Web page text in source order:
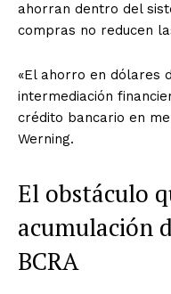
ahorran dentro del
compras no reducen
«El ahorro en dólares
intermediación
crédito bancario en
Werning.
El obstáculo
acumulación
BCRA